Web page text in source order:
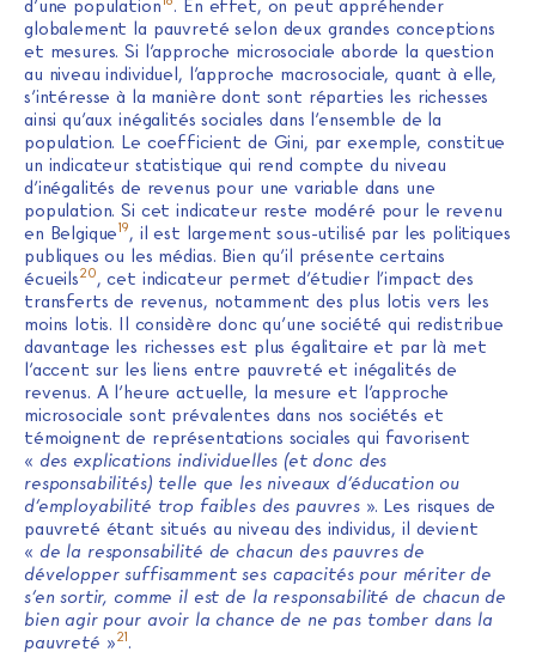
d’une population
. En effet, on peut appréhender
globalement la pauvreté selon deux grandes conceptions
et mesures. Si l’approche microsociale aborde la question
au niveau individuel, l’approche macrosociale, quant à elle,
s’intéresse à la manière dont sont réparties les richesses
ainsi qu’aux inégalités sociales dans l’ensemble de la
population. Le coefficient de Gini, par exemple, constitue
un indicateur statistique qui rend compte du niveau
d’inégalités de revenus pour une variable dans une
population. Si cet indicateur reste modéré pour le revenu
en Belgique19, il est largement sous-utilisé par les politiques
publiques ou les médias. Bien qu’il présente certains
écueils20, cet indicateur permet d’étudier l’impact des
transferts de revenus, notamment des plus lotis vers les
moins lotis. Il considère donc qu’une société qui redistribue
davantage les richesses est plus égalitaire et par là met
l’accent sur les liens entre pauvreté et inégalités de
revenus. A l’heure actuelle, la mesure et l’approche
microsociale sont prévalentes dans nos sociétés et
témoignent de représentations sociales qui favorisent
« des explications individuelles (et donc des
responsabilités) telle que les niveaux d’éducation ou
d’employabilité trop faibles des pauvres ». Les risques de
pauvreté étant situés au niveau des individus, il devient
« de la responsabilité de chacun des pauvres de
développer suffisamment ses capacités pour mériter de
s’en sortir, comme il est de la responsabilité de chacun de
bien agir pour avoir la chance de ne pas tomber dans la
pauvreté »21.